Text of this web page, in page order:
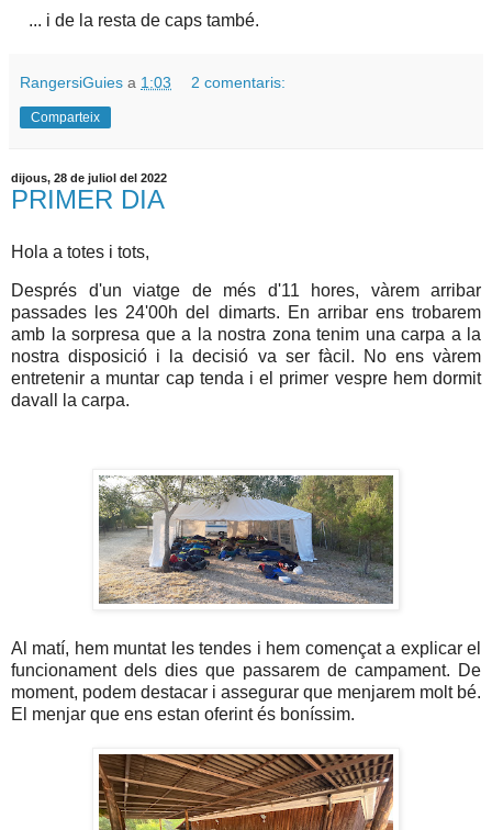
... i de la resta de caps també.
RangersiGuies a 1:03 2 comentaris:
Comparteix
dijous, 28 de juliol del 2022
PRIMER DIA
Hola a totes i tots,
Després d'un viatge de més d'11 hores, vàrem arribar
passades les 24'00h del dimarts. En arribar ens trobarem
amb la sorpresa que a la nostra zona tenim una carpa a la
nostra disposició i la decisió va ser fàcil. No ens vàrem
entretenir a muntar cap tenda i el primer vespre hem dormit
davall la carpa.
Al matí, hem muntat les tendes i hem començat a explicar el
funcionament dels dies que passarem de campament. De
moment, podem destacar i assegurar que menjarem molt bé.
El menjar que ens estan oferint és boníssim.